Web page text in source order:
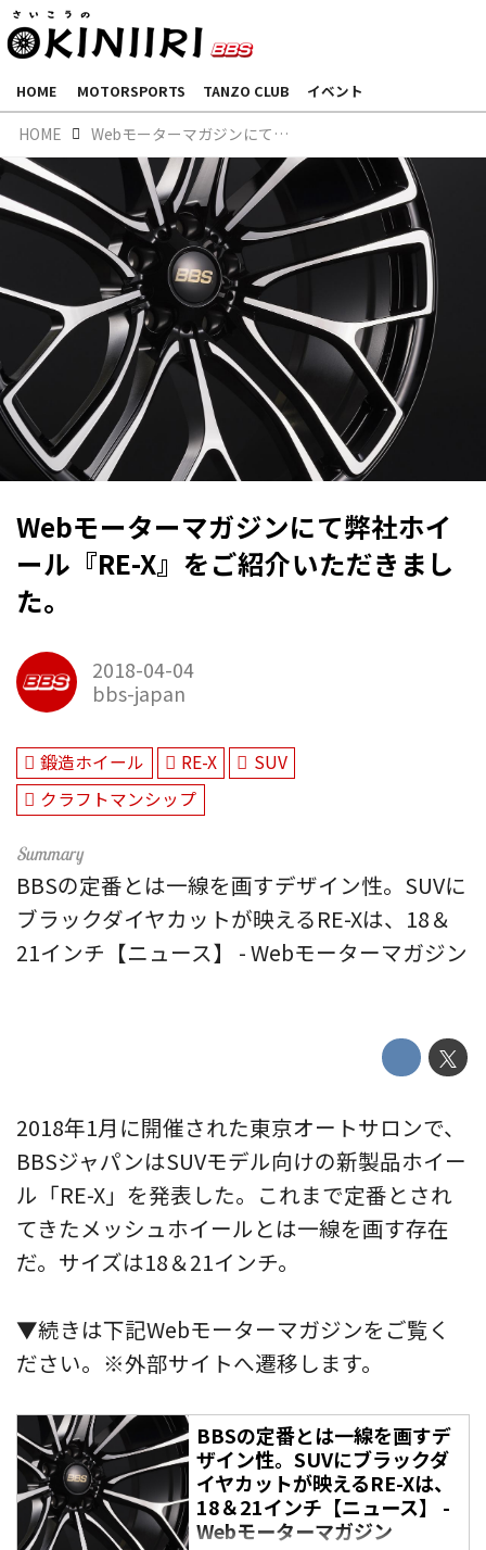
HOME MOTORSPORTS TANZO CLUB イベント
HOME Webモーターマガジンにて弊社ホイール『RE-X』をご紹介いただきました。
Webモーターマガジンにて弊社ホイ
ール『RE-X』をご紹介いただきまし
た。
2018-04-04
bbs-japan
鍛造ホイール RE-X
SUV
クラフトマンシップ
BBSの定番とは一線を画すデザイン性。SUVに
ブラックダイヤカットが映えるRE-Xは、18＆
21インチ【ニュース】 - Webモーターマガジン
2018年1月に開催された東京オートサロンで、
BBSジャパンはSUVモデル向けの新製品ホイー
ル「RE-X」を発表した。これまで定番とされ
てきたメッシュホイールとは一線を画す存在
だ。サイズは18＆21インチ。
▼続きは下記Webモーターマガジンをご覧く
ださい。※外部サイトへ遷移します。
BBSの定番とは一線を画すデ
ザイン性。SUVにブラックダ
イヤカットが映えるRE-Xは、
18＆21インチ【ニュース】 -
Webモーターマガジン